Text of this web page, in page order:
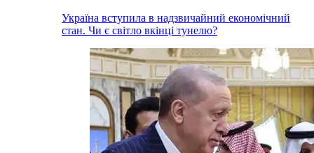
Україна вступила в надзвичайний економічний
стан. Чи є світло вкінці тунелю?